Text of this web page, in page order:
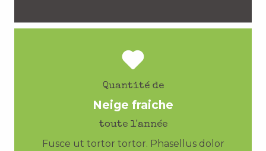
Quantité de
Neige fraiche
toute l'année
Fusce ut tortor tortor. Phasellus dolor